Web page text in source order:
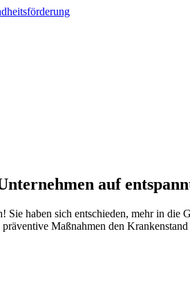
auf
Sie haben sich entschieden, mehr in
Maßnahmen den